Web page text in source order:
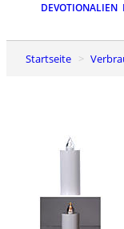
DEVOTIONALIEN
Startseite